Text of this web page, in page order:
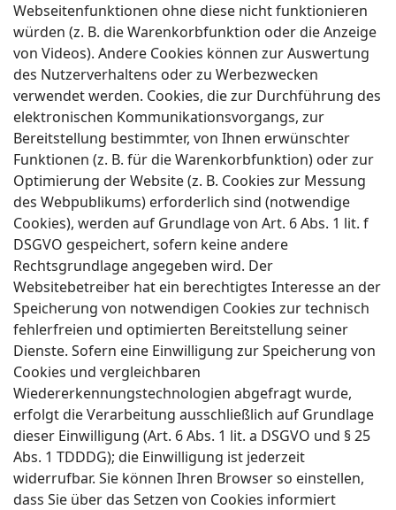
Webseitenfunktionen ohne diese nicht funktionieren
würden (z. B. die Warenkorbfunktion oder die Anzeige
von Videos). Andere Cookies können zur Auswertung
des Nutzerverhaltens oder zu Werbezwecken
verwendet werden. Cookies, die zur Durchführung des
elektronischen Kommunikationsvorgangs, zur
Bereitstellung bestimmter, von Ihnen erwünschter
Funktionen (z. B. für die Warenkorbfunktion) oder zur
Optimierung der Website (z. B. Cookies zur Messung
des Webpublikums) erforderlich sind (notwendige
Cookies), werden auf Grundlage von Art. 6 Abs. 1 lit. f
DSGVO gespeichert, sofern keine andere
Rechtsgrundlage angegeben wird. Der
Websitebetreiber hat ein berechtigtes Interesse an der
Speicherung von notwendigen Cookies zur technisch
fehlerfreien und optimierten Bereitstellung seiner
Dienste. Sofern eine Einwilligung zur Speicherung von
Cookies und vergleichbaren
Wiedererkennungstechnologien abgefragt wurde,
erfolgt die Verarbeitung ausschließlich auf Grundlage
dieser Einwilligung (Art. 6 Abs. 1 lit. a DSGVO und § 25
Abs. 1 TDDDG); die Einwilligung ist jederzeit
widerrufbar. Sie können Ihren Browser so einstellen,
dass Sie über das Setzen von Cookies informiert